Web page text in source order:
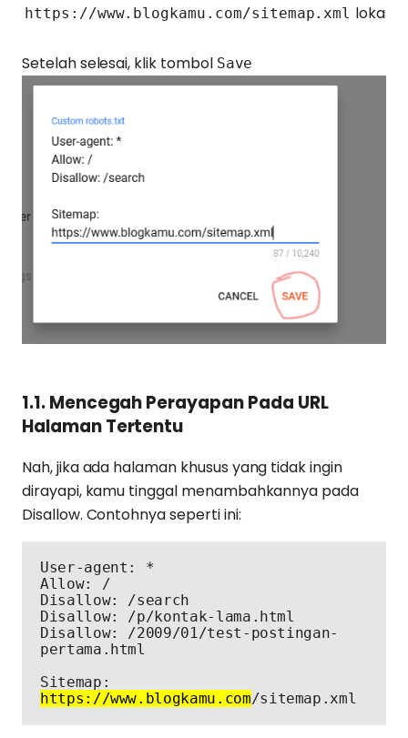
https://www.blogkamu.com/sitemap.xml lokasi
Setelah selesai, klik tombol Save
1.1. Mencegah Perayapan Pada URL
Halaman Tertentu
Nah, jika ada halaman khusus yang tidak ingin
dirayapi, kamu tinggal menambahkannya pada
Disallow. Contohnya seperti ini:
User-agent: *
Allow: /
Disallow: /search
Disallow: /p/kontak-lama.html
Disallow: /2009/01/test-postingan-
pertama.html
https://www.blogkamu.com/sitemap.xml